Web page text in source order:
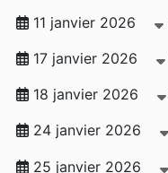
11 janvier 2026
17 janvier 2026
18 janvier 2026
24 janvier 2026
25 janvier 2026